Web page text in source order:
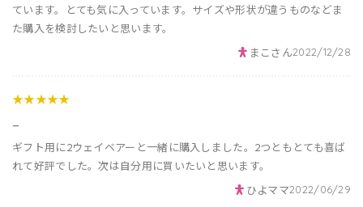
ています。とても気に入っています。サイズや形状が違うものなどま
た購入を検討したいと思います。
まこさん2022/12/28
★★★★★
ギフト用に2ウェイベアーと一緒に購入しました。2つともとても喜ば
れて好評でした。次は自分用に買いたいと思います。
ひよママ2022/06/29